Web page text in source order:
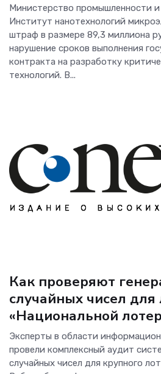
Министерство промышленности
Институт нанотехнологий
штраф в размере 89,3 миллиона
нарушение сроков выполнения
контракта на разработку
технологий. В...
Как проверяют
случайных чисел для
«Национальной
Эксперты в области
провели комплексный аудит
случайных чисел для крупного